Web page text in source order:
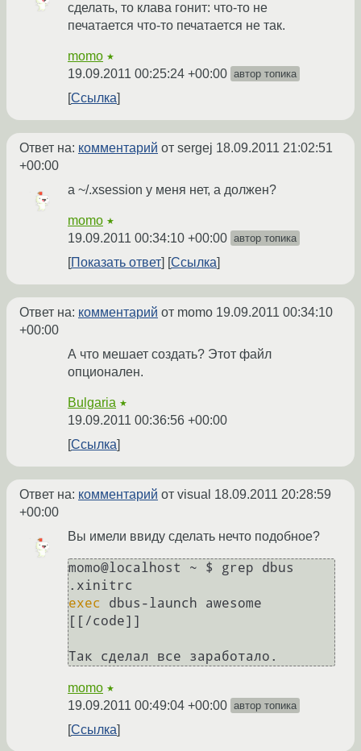
сделать, то клава гонит: что-то не
печатается что-то печатается не так.
momo ★
19.09.2011 00:25:24 +00:00 автор топика
Ссылка
Ответ на: комментарий от sergej 18.09.2011 21:02:51
+00:00
а ~/.xsession у меня нет, а должен?
momo ★
19.09.2011 00:34:10 +00:00 автор топика
Показать ответ Ссылка
Ответ на: комментарий от momo 19.09.2011 00:34:10
+00:00
А что мешает создать? Этот файл
опционален.
Bulgaria ★
19.09.2011 00:36:56 +00:00
Ссылка
Ответ на: комментарий от visual 18.09.2011 20:28:59
+00:00
Вы имели ввиду сделать нечто подобное?
momo@localhost ~ $ grep dbus
exec dbus-launch awesome
[[/code]]
Так сделал все заработало.
momo ★
19.09.2011 00:49:04 +00:00 автор топика
Ссылка